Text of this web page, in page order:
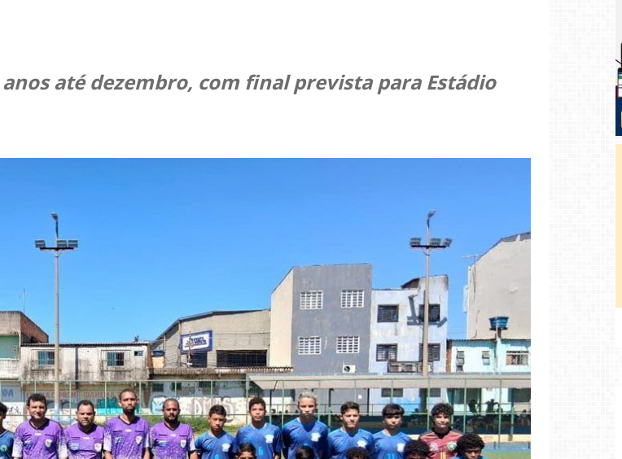
até dezembro, com final prevista para Estádio